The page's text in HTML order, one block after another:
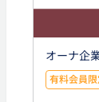
オーナ企
有料会員